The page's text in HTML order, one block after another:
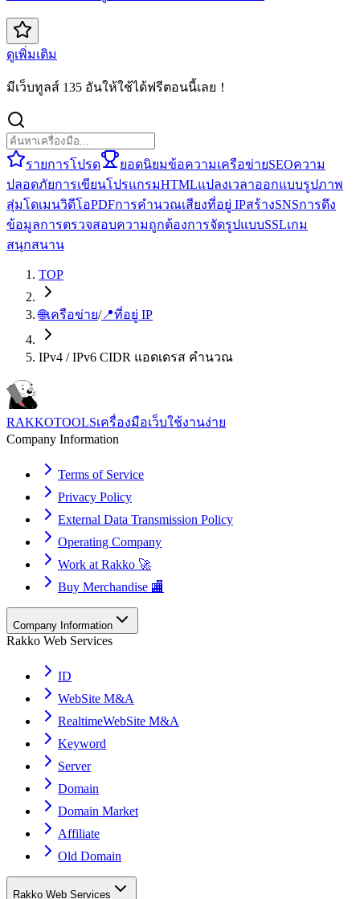
ดูเพิ่มเติม
มีเว็บทูลส์ 135 อันให้ใช้ได้ฟรีตอนนี้เลย！
รายการโปรด ยอดนิยมข้อความเครือข่ายSEOความ
ปลอดภัยการเขียนโปรแกรมHTMLแปลงเวลาออกแบบรูปภาพ
สุ่มโดเมนวิดีโอPDFการคำนวณเสียงที่อยู่ IPสร้างSNSการดึง
ข้อมูลการตรวจสอบความถูกต้องการจัดรูปแบบSSLเกม
สนุกสนาน
TOP
🌐เครือข่าย/📍ที่อยู่ IP
IPv4 / IPv6 CIDR แอดเดรส คำนวณ
RAKKOTOOLSเครื่องมือเว็บใช้งานง่าย
Company Information
Terms of Service
Privacy Policy
External Data Transmission Policy
Operating Company
Work at Rakko 🚀
Buy Merchandise 🏬
Company Information
Rakko Web Services
ID
WebSite M&A
RealtimeWebSite M&A
Keyword
Server
Domain
Domain Market
Affiliate
Old Domain
Rakko Web Services